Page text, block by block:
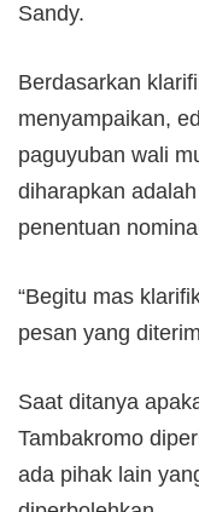
Sandy.
Berdasarkan
menyampaikan,
paguyuban wali
diharapkan
penentuan
“Begitu mas
pesan yang
Saat ditanya
Tambakromo
ada pihak lain